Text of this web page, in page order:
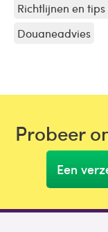
Richtlijnen en
Douaneadvies
Probeer
Een